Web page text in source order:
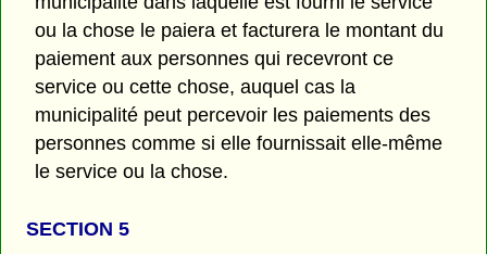
ou la chose le paiera et facturera le montant du
paiement aux personnes qui recevront ce
service ou cette chose, auquel cas la
municipalité peut percevoir les paiements des
personnes comme si elle fournissait elle-même
le service ou la chose.
SECTION 5